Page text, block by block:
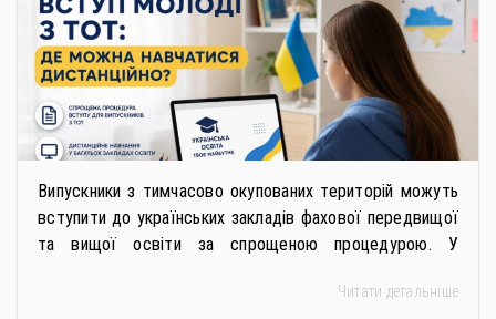
Випускники з тимчасово окупованих територій можуть
вступити до українських закладів фахової передвищої
та вищої освіти за спрощеною процедурою. У
дистанційне навчання, що дає можливість здобувати
Читати детальніше